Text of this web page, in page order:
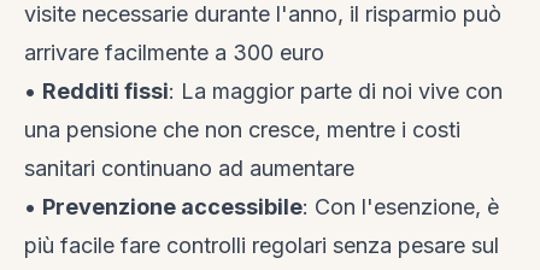
visite necessarie durante l'anno, il risparmio può
arrivare facilmente a 300 euro
• Redditi fissi: La maggior parte di noi vive con
una pensione che non cresce, mentre i costi
sanitari continuano ad aumentare
• Prevenzione accessibile: Con l'esenzione, è
più facile fare controlli regolari senza pesare sul